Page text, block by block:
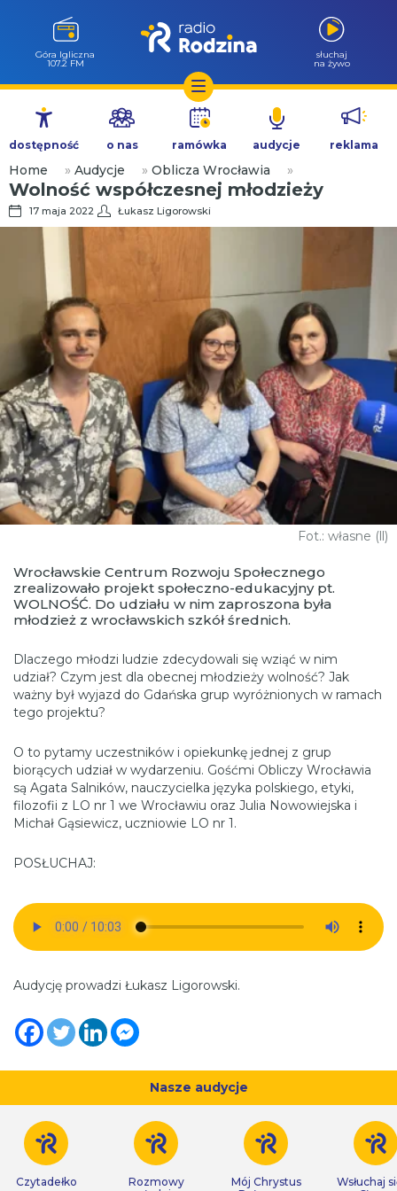
Przejdź
treści
Góra Igliczna
107.2 FM
słuchaj
na żywo
dostępność o nas ramówka audycje reklama
Home » Audycje » Oblicza Wrocławia »
Wolność współczesnej młodzieży
17 maja 2022 Łukasz Ligorowski
Fot.: własne (ll)
Wrocławskie Centrum Rozwoju Społecznego
zrealizowało projekt społeczno-edukacyjny pt.
WOLNOŚĆ. Do udziału w nim zaproszona była
młodzież z wrocławskich szkół średnich.
Dlaczego młodzi ludzie zdecydowali się wziąć w nim
udział? Czym jest dla obecnej młodzieży wolność? Jak
ważny był wyjazd do Gdańska grup wyróżnionych w ramach
tego projektu?
O to pytamy uczestników i opiekunkę jednej z grup
biorących udział w wydarzeniu. Gośćmi Obliczy Wrocławia
są Agata Salników, nauczycielka języka polskiego, etyki,
filozofii z LO nr 1 we Wrocławiu oraz Julia Nowowiejska i
Michał Gąsiewicz, uczniowie LO nr 1.
POSŁUCHAJ:
Audycję prowadzi Łukasz Ligorowski.
Nasze audycje
Czytadełko
Rozmowy
Mój Chrystus
Wsłuchaj